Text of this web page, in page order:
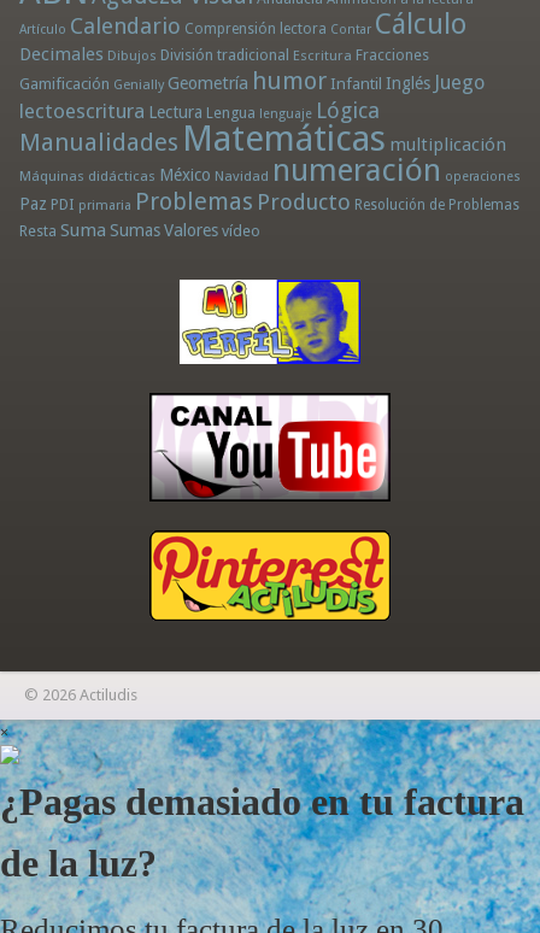
Artículo Calendario Comprensión lectora Contar Cálculo
Decimales Dibujos División tradicional Escritura Fracciones
Gamificación Genially Geometría humor Infantil Inglés Juego
lectoescritura Lectura Lengua lenguaje Lógica
Manualidades Matemáticas multiplicación
Máquinas didácticas México Navidad numeración operaciones
Paz PDI primaria Problemas Producto Resolución de Problemas
Resta Suma Sumas Valores vídeo
© 2026 Actiludis
×
¿Pagas demasiado en tu factura
de la luz?